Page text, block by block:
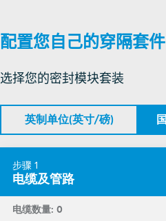
配置您自己的穿隔套件
选择您的密封模块套装